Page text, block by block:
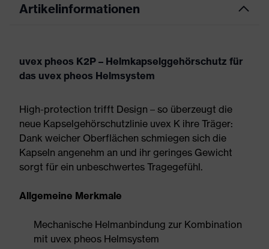
Artikelinformationen
uvex pheos K2P – Helmkapselggehörschutz für
das uvex pheos Helmsystem
High-protection trifft Design – so überzeugt die
neue Kapselgehörschutzlinie uvex K ihre Träger:
Dank weicher Oberflächen schmiegen sich die
Kapseln angenehm an und ihr geringes Gewicht
sorgt für ein unbeschwertes Tragegefühl.
Allgemeine Merkmale
Mechanische Helmanbindung zur Kombination
mit uvex pheos Helmsystem